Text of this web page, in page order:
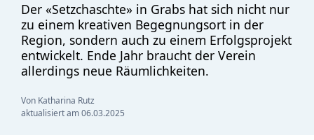
Der «Setzchaschte» in Grabs hat sich nicht nur
zu einem kreativen Begegnungsort in der
Region, sondern auch zu einem Erfolgsprojekt
entwickelt. Ende Jahr braucht der Verein
allerdings neue Räumlichkeiten.
Von Katharina Rutz
aktualisiert am06.03.2025